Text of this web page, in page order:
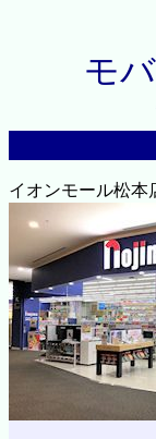
モ
イオンモール松本